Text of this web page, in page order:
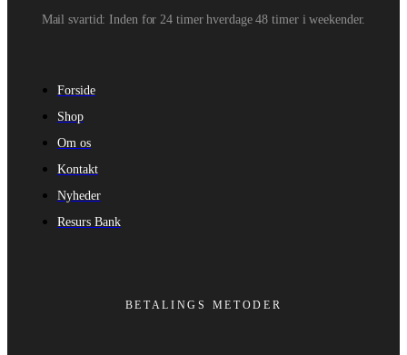
Mail svartid: Inden for 24 timer hverdage 48 timer i weekender.
Forside
Shop
Om os
Kontakt
Nyheder
Resurs Bank
BETALINGS METODER